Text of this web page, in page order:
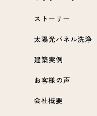
ストーリー
太陽光パネル洗浄
建築実例
お客様の声
会社概要